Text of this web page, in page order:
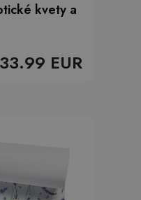
kvety a
33.99 EUR